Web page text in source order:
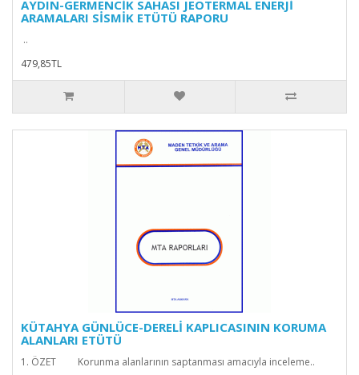
AYDIN-GERMENCİK SAHASI JEOTERMAL ENERJİ
ARAMALARI SİSMİK ETÜTÜ RAPORU
..
479,85TL
KÜTAHYA GÜNLÜCE-DERELİ KAPLICASININ KORUMA
ALANLARI ETÜTÜ
1. ÖZET Korunma alanlarının saptanması amacıyla inceleme..